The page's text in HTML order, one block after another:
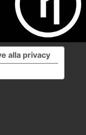
alla privacy